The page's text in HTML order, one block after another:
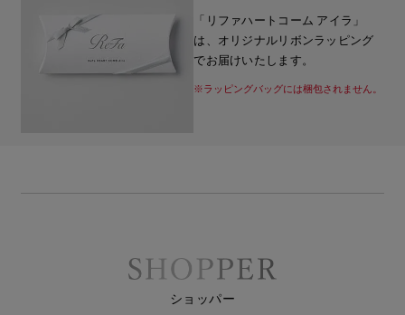
「リファハートコーム アイラ」
は、オリジナルリボンラッピング
でお届けいたします。
※ラッピングバッグには梱包されません。
ショッパー